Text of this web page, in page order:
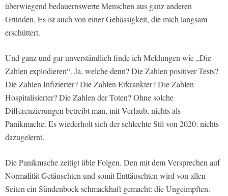
überwiegend bedauernswerte Menschen aus ganz anderen
Gründen. Es ist auch von einer Gehässigkeit, die mich langsam
erschüttert.
Und ganz und gar unverständlich finde ich Meldungen wie „Die
Zahlen explodieren“. Ja, welche denn? Die Zahlen positiver Tests?
Die Zahlen Infizierter? Die Zahlen Erkrankter? Die Zahlen
Hospitalisierter? Die Zahlen der Toten? Ohne solche
Differenzierungen betreibt man, mit Verlaub, nichts als
Panikmache. Es wiederholt sich der schlechte Stil von 2020: nichts
dazugelernt.
Die Panikmache zeitigt üble Folgen. Den mit dem Versprechen auf
Normalität Getäuschten und somit Enttäuschten wird von allen
Seiten ein Sündenbock schmackhaft gemacht: die Ungeimpften.